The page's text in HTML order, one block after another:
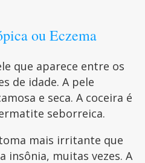
ou Eczema
que aparece entre os
de idade. A pele
e seca. A coceira é
seborreica.
mais irritante que
insônia, muitas vezes. A